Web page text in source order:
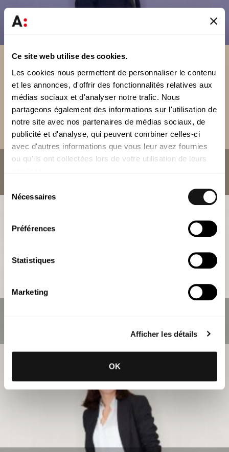
Ce site web utilise des cookies.
Les cookies nous permettent de personnaliser le contenu
et les annonces, d'offrir des fonctionnalités relatives aux
médias sociaux et d'analyser notre trafic. Nous
partageons également des informations sur l'utilisation de
notre site avec nos partenaires de médias sociaux, de
publicité et d'analyse, qui peuvent combiner celles-ci
avec d'autres informations que vous leur avez fournies
ou qu'ils ont collectées lors de votre utilisation de leurs
Nécessaires
Préférences
Statistiques
Marketing
Afficher les détails
OK